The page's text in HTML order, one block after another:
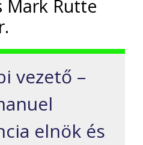
Mark Rutte
vezető –
elnök és